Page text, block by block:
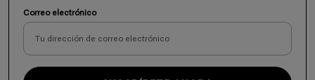
Correo electrónico